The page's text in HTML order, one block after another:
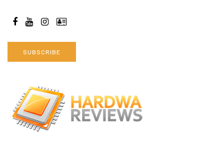
SUBSCRIBE